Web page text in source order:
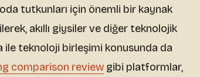
tutkunları için önemli bir kaynak
akıllı giysiler ve diğer teknolojik
ile teknoloji birleşimi konusunda da
comparison review gibi platformlar,